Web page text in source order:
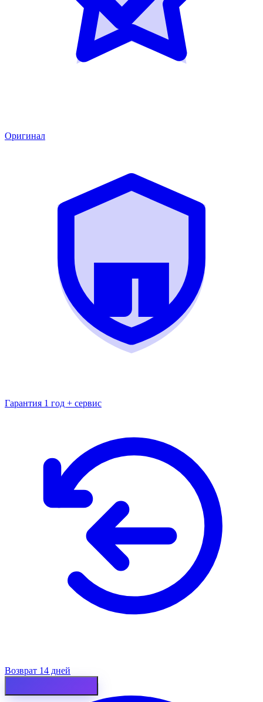
Оригинал
Гарантия 1 год + сервис
Возврат 14 дней